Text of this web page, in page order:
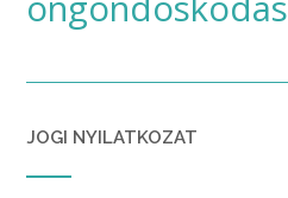
JOGI NYILATKOZAT